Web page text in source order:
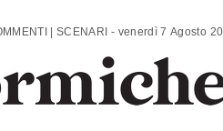
ANALISI | COMMENTI | SCENARI - venerdì 7